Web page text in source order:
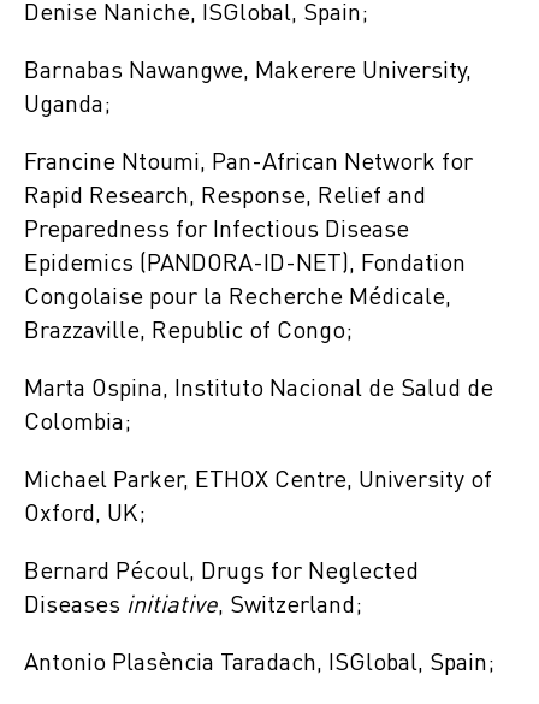
Denise Naniche, ISGlobal, Spain;
Barnabas Nawangwe, Makerere University,
Uganda;
Francine Ntoumi, Pan-African Network for
Rapid Research, Response, Relief and
Preparedness for Infectious Disease
Epidemics (PANDORA-ID-NET), Fondation
Congolaise pour la Recherche Médicale,
Brazzaville, Republic of Congo;
Marta Ospina, Instituto Nacional de Salud de
Colombia;
Michael Parker, ETHOX Centre, University of
Oxford, UK;
Bernard Pécoul, Drugs for Neglected
Diseases initiative, Switzerland;
Antonio Plasència Taradach, ISGlobal, Spain;